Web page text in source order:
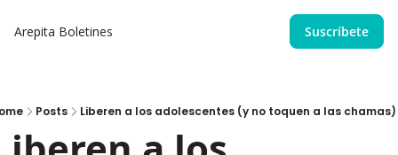
Arepita Boletines Suscríbete
Posts Liberen a los adolescentes (y no toquen a las chamas)